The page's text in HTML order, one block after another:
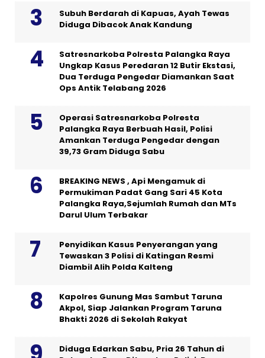
Subuh Berdarah di Kapuas, Ayah Tewas
Diduga Dibacok Anak Kandung
Satresnarkoba Polresta Palangka Raya
Ungkap Kasus Peredaran 12 Butir Ekstasi,
Dua Terduga Pengedar Diamankan Saat
Ops Antik Telabang 2026
Operasi Satresnarkoba Polresta
Palangka Raya Berbuah Hasil, Polisi
Amankan Terduga Pengedar dengan
39,73 Gram Diduga Sabu
BREAKING NEWS , Api Mengamuk di
Permukiman Padat Gang Sari 45 Kota
Palangka Raya,Sejumlah Rumah dan MTs
Darul Ulum Terbakar
Penyidikan Kasus Penyerangan yang
Tewaskan 3 Polisi di Katingan Resmi
Diambil Alih Polda Kalteng
Kapolres Gunung Mas Sambut Taruna
Akpol, Siap Jalankan Program Taruna
Bhakti 2026 di Sekolah Rakyat
Diduga Edarkan Sabu, Pria 26 Tahun di